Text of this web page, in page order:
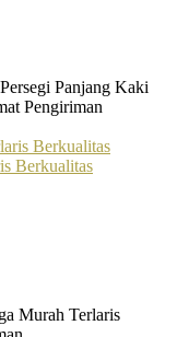
Panjang Kaki
Pengiriman
Berkualitas
Murah Terlaris